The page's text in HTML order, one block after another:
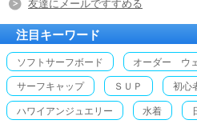
友達にメールですすめる
注目キーワード
ソフトサーフボード オーダー ウ
サーフキャップ ＳＵＰ 初心
ハワイアンジュエリー 水着